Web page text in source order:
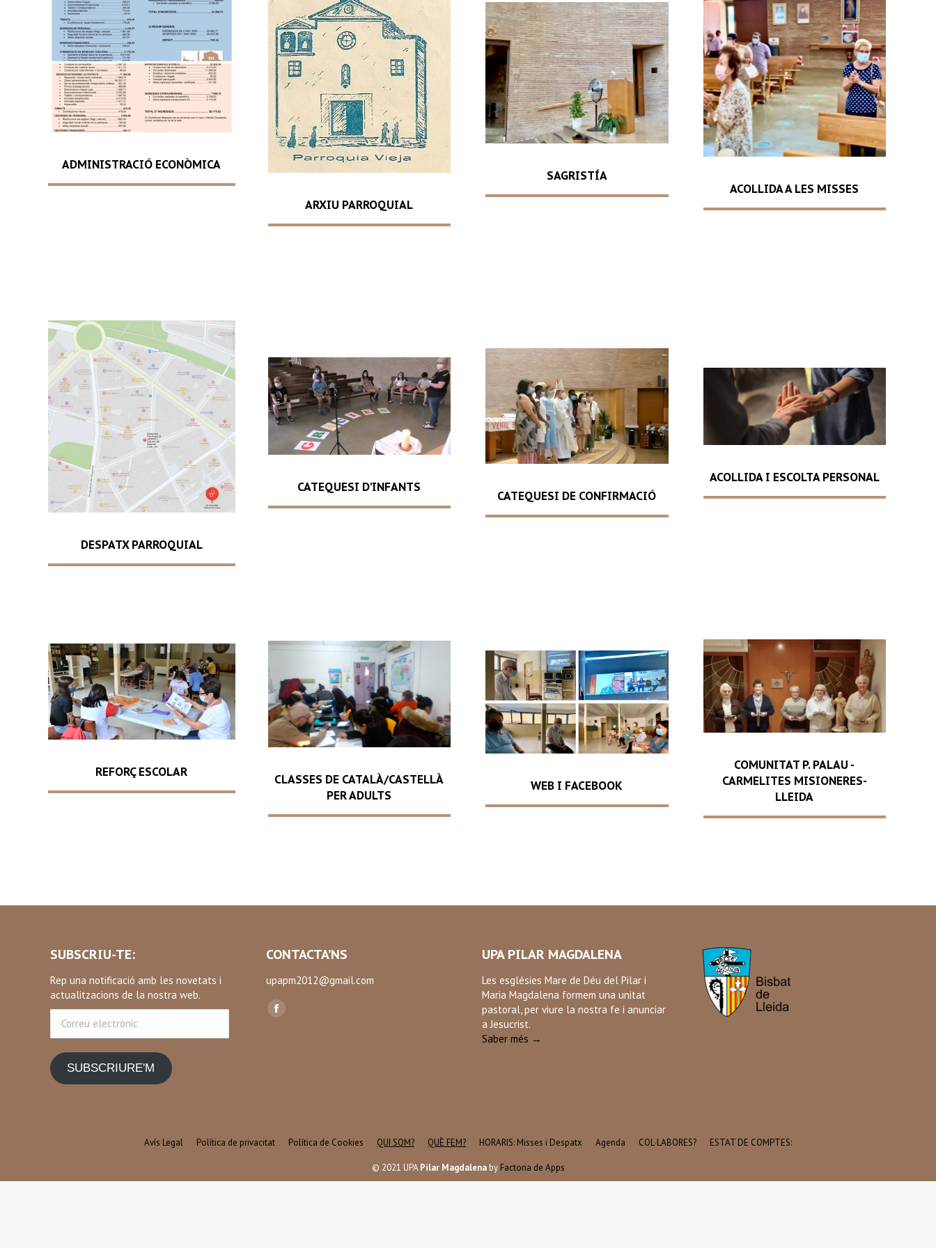
ADMINISTRACIÓ ECONÒMICA
ARXIU PARROQUIAL
SAGRISTÍA
ACOLLIDA A LES MISSES
DESPATX PARROQUIAL
CATEQUESI D'INFANTS
CATEQUESI DE CONFIRMACIÓ
ACOLLIDA I ESCOLTA PERSONAL
REFORÇ ESCOLAR
CLASSES DE CATALÀ/CASTELLÀ
PER ADULTS
WEB I FACEBOOK
COMUNITAT P. PALAU -
CARMELITES MISIONERES-
LLEIDA
SUBSCRIU-TE:
Rep una notificació amb les novetats i
actualitzacions de la nostra web.
electrònic
SUBSCRIURE'M
CONTACTA’NS
upapm2012@gmail.com
Find us on:
Facebook
UPA PILAR MAGDALENA
Les esglésies Mare de Déu del Pilar i
Maria Magdalena formem una unitat
pastoral, per viure la nostra fe i anunciar
a Jesucrist.
Saber més →
Avís Legal Política de privacitat Política de Cookies QUI SOM? QUÈ FEM? HORARIS: Misses i Despatx Agenda COL·LABORES? ESTAT DE COMPTES:
© 2021 UPAPilar Magdalenaby Factoria de Apps